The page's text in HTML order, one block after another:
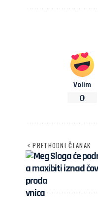
Volim
0
PRETHODNI ČLANAK
Sloga će
biti iznad